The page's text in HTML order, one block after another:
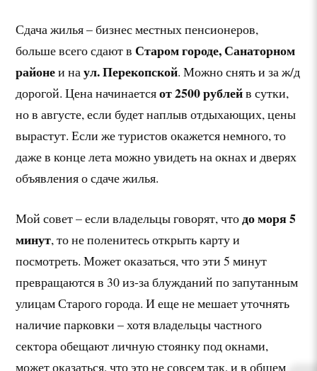
Сдача жилья – бизнес местных пенсионеров,
больше всего сдают в Старом городе, Санаторном
районеи наул. Перекопской. Можно снять и за ж/д
дорогой. Цена начинаетсяот 2500 рублейв сутки,
но в августе, если будет наплыв отдыхающих, цены
вырастут. Если же туристов окажется немного, то
даже в конце лета можно увидеть на окнах и дверях
объявления о сдаче жилья.
Мой совет – если владельцы говорят, чтодо моря 5
минут, то не поленитесь открыть карту и
посмотреть. Может оказаться, что эти 5 минут
превращаются в 30 из-за блужданий по запутанным
улицам Старого города. И еще не мешает уточнять
наличие парковки – хотя владельцы частного
сектора обещают личную стоянку под окнами,
может оказаться, что это не совсем так, и в общем